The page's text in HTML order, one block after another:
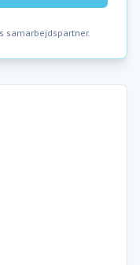
samarbejdspartner.